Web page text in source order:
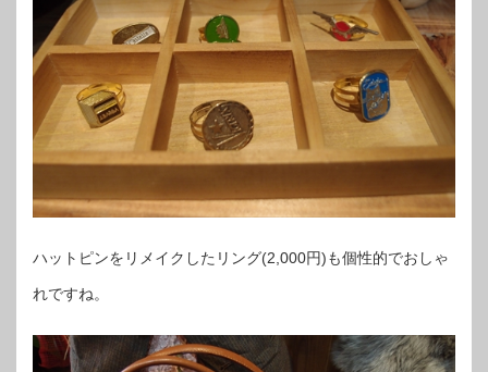
ハットピンをリメイクしたリング(2,000円)も個性的でおしゃ
れですね。